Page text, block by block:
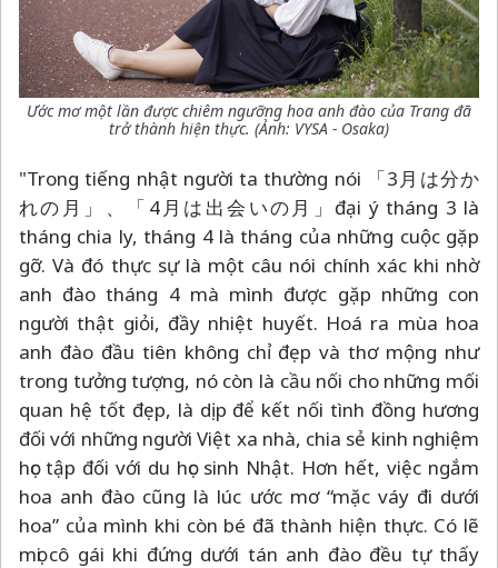
Ước mơ một lần được chiêm ngưỡng hoa anh đào của Trang đã
trở thành hiện thực. (Ảnh: VYSA - Osaka)
"Trong tiếng nhật người ta thường nói 「3月は分か
れの月」、「4月は出会いの月」đại ý tháng 3 là
tháng chia ly, tháng 4 là tháng của những cuộc gặp
gỡ. Và đó thực sự là một câu nói chính xác khi nhờ
anh đào tháng 4 mà mình được gặp những con
người thật giỏi, đầy nhiệt huyết. Hoá ra mùa hoa
anh đào đầu tiên không chỉ đẹp và thơ mộng như
trong tưởng tượng, nó còn là cầu nối cho những mối
quan hệ tốt đẹp, là dịp để kết nối tình đồng hương
đối với những người Việt xa nhà, chia sẻ kinh nghiệm
học tập đối với du học sinh Nhật. Hơn hết, việc ngắm
hoa anh đào cũng là lúc ước mơ “mặc váy đi dưới
hoa” của mình khi còn bé đã thành hiện thực. Có lẽ
mọi cô gái khi đứng dưới tán anh đào đều tự thấy